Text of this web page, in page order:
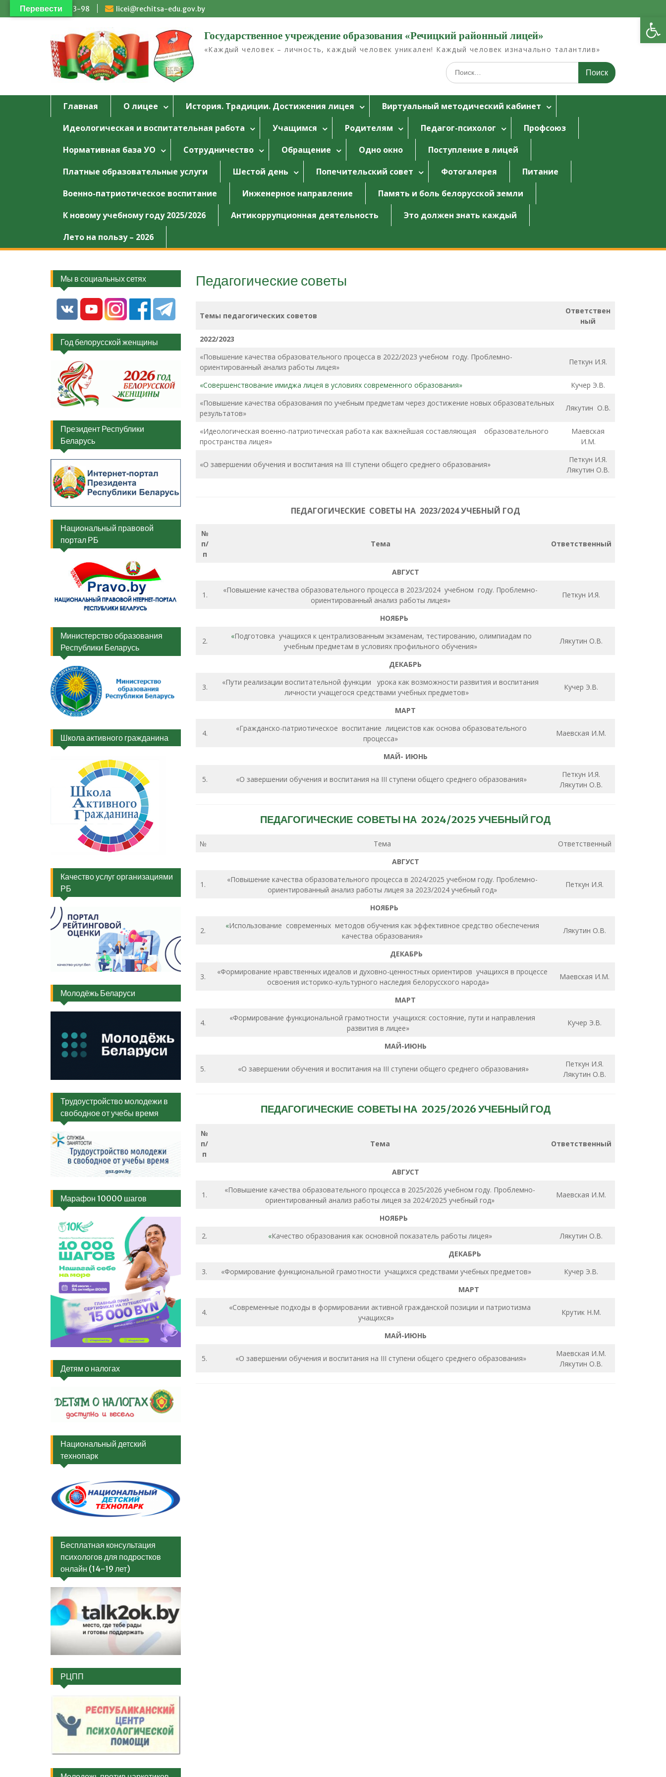
Открыть панель инструментов
Перейти
к
4-93-98 licei@rechitsa-edu.gov.by
Государственное учреждение образования «Речицкий районный лицей»
«Каждый человек – личность, каждый человек уникален! Каждый человек изначально талантлив»
Искать:
Главная О лицее История. Традиции. Достижения лицея
Bиртуальный методический кабинет
Идеологическая и воспитательная работа
Учащимся Родителям Педагог-психолог
Профсоюз
Нормативная база УО
Сотрудничество Обращение Одно окно
Поступление в лицей
Платные образовательные услуги
Шестой день Попечительский совет Фотогалерея
Питание
Военно-патриотическое воспитание
Инженерное направление
Память и боль белорусской земли
К новому учебному году 2025/2026
Антикоррупционная деятельность
Это должен знать каждый
Лето на пользу – 2026
Педагогические советы
Темы педагогических советов
Ответствен
ный
2022/2023
«Повышение качества образовательного процесса в 2022/2023 учебном году. Проблемно-
ориентированный анализ работы лицея»
Петкун И.Я.
«Совершенствование имиджа лицея в условиях современного образования»
Кучер Э.В.
«Повышение качества образования по учебным предметам через достижение новых образовательных
результатов»
Лякутин О.В.
«Идеологическая военно-патриотическая работа как важнейшая составляющая образовательного
пространства лицея»
Маевская
И.М.
«О завершении обучения и воспитания на III ступени общего среднего образования»
Петкун И.Я.
Лякутин О.В.
ПЕДАГОГИЧЕСКИЕ СОВЕТЫ НА 2023/2024 УЧЕБНЫЙ ГОД
№
п/
п
Тема Ответственный
АВГУСТ
1.
«Повышение качества образовательного процесса в 2023/2024 учебном году. Проблемно-
ориентированный анализ работы лицея»
Петкун И.Я.
НОЯБРЬ
2.
«Подготовка учащихся к централизованным экзаменам, тестированию, олимпиадам по
учебным предметам в условиях профильного обучения»
Лякутин О.В.
ДЕКАБРЬ
3.
«Пути реализации воспитательной функции урока как возможности развития и воспитания
личности учащегося средствами учебных предметов»
Кучер Э.В.
МАРТ
4.
«Гражданско-патриотическое воспитание лицеистов как основа образовательного
процесса»
Маевская И.М.
МАЙ- ИЮНЬ
5. «О завершении обучения и воспитания на III ступени общего среднего образования»
Петкун И.Я.
Лякутин О.В.
ПЕДАГОГИЧЕСКИЕ СОВЕТЫ НА 2024/2025 УЧЕБНЫЙ ГОД
№ Тема
Ответственный
АВГУСТ
1.
«Повышение качества образовательного процесса в 2024/2025 учебном году. Проблемно-
ориентированный анализ работы лицея за 2023/2024 учебный год»
Петкун И.Я.
НОЯБРЬ
2.
«Использование современных методов обучения как эффективное средство обеспечения
качества образования»
Лякутин О.В.
ДЕКАБРЬ
3.
«Формирование нравственных идеалов и духовно-ценностных ориентиров учащихся в процессе
освоения историко-культурного наследия белорусского народа»
Маевская И.М.
МАРТ
4.
«Формирование функциональной грамотности учащихся: состояние, пути и направления
развития в лицее»
Кучер Э.В.
МАЙ-ИЮНЬ
5. «О завершении обучения и воспитания на III ступени общего среднего образования»
Петкун И.Я.
Лякутин О.В.
ПЕДАГОГИЧЕСКИЕ СОВЕТЫ НА 2025/2026 УЧЕБНЫЙ ГОД
№
п/
п
Тема Ответственный
АВГУСТ
1.
«Повышение качества образовательного процесса в 2025/2026 учебном году. Проблемно-
ориентированный анализ работы лицея за 2024/2025 учебный год»
Маевская И.М.
НОЯБРЬ
2.
«Качество образования как основной показатель работы лицея»
Лякутин О.В.
ДЕКАБРЬ
3.
«Формирование функциональной грамотности учащихся средствами учебных предметов»
Кучер Э.В.
МАРТ
4.
«Современные подходы в формировании активной гражданской позиции и патриотизма
учащихся»
Крутик Н.М.
МАЙ-ИЮНЬ
5. «О завершении обучения и воспитания на III ступени общего среднего образования»
Маевская И.М.
Лякутин О.В.
Мы в социальных сетях
Год белорусской женщины
Президент Республики
Беларусь
Национальный правовой
портал РБ
Министерство образования
Республики Беларусь
Школа активного гражданина
Качество услуг организациями
РБ
Молодёжь Беларуси
Трудоустройство молодежи в
свободное от учебы время
Марафон 10000 шагов
Детям о налогах
Национальный детский
технопарк
Бесплатная консультация
психологов для подростков
онлайн (14-19 лет)
РЦПП
Перевести